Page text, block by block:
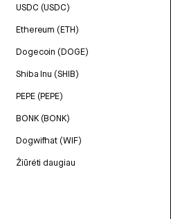
USDC (USDC)
Ethereum (ETH)
Dogecoin (DOGE)
Shiba Inu (SHIB)
PEPE (PEPE)
BONK (BONK)
Dogwifhat (WIF)
Žiūrėti daugiau